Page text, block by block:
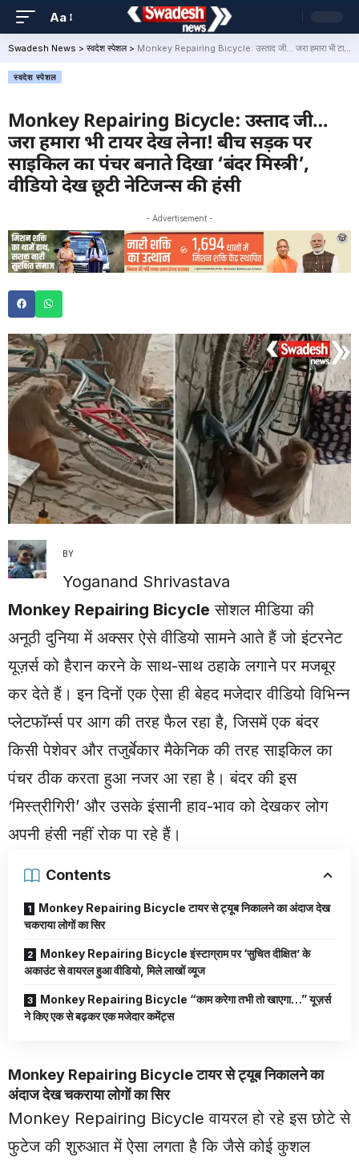
Aa
Swadesh News > स्वदेश स्पेशल> Monkey Repairing Bicycle: उस्ताद जी… जरा हमारा भी टायर देख लेना! बीच सड़क पर साइकिल का पंचर बनाते दिखा ‘बंदर मिस्त्री’, वीडियो देख छूटी नेटिजन्स की हंसी
स्वदेश स्पेशल
Monkey Repairing Bicycle: उस्ताद जी…
जरा हमारा भी टायर देख लेना! बीच सड़क पर
साइकिल का पंचर बनाते दिखा ‘बंदर मिस्त्री’,
वीडियो देख छूटी नेटिजन्स की हंसी
- Advertisement -
BY
Yoganand Shrivastava
Monkey Repairing Bicycle सोशल मीडिया की
अनूठी दुनिया में अक्सर ऐसे वीडियो सामने आते हैं जो इंटरनेट
यूज़र्स को हैरान करने के साथ-साथ ठहाके लगाने पर मजबूर
कर देते हैं। इन दिनों एक ऐसा ही बेहद मजेदार वीडियो विभिन्न
प्लेटफॉर्म्स पर आग की तरह फैल रहा है, जिसमें एक बंदर
किसी पेशेवर और तजुर्बेकार मैकेनिक की तरह साइकिल का
पंचर ठीक करता हुआ नजर आ रहा है। बंदर की इस
‘मिस्त्रीगिरी’ और उसके इंसानी हाव-भाव को देखकर लोग
अपनी हंसी नहीं रोक पा रहे हैं।
Contents
Monkey Repairing Bicycle टायर से ट्यूब निकालने का अंदाज देख
चकराया लोगों का सिर
Monkey Repairing Bicycle इंस्टाग्राम पर ‘सुचित दीक्षित’ के
अकाउंट से वायरल हुआ वीडियो, मिले लाखों व्यूज
Monkey Repairing Bicycle “काम करेगा तभी तो खाएगा…” यूज़र्स
ने किए एक से बढ़कर एक मजेदार कमेंट्स
Monkey Repairing Bicycle टायर से ट्यूब निकालने का
अंदाज देख चकराया लोगों का सिर
Monkey Repairing Bicycle वायरल हो रहे इस छोटे से
फुटेज की शुरुआत में ऐसा लगता है कि जैसे कोई कुशल